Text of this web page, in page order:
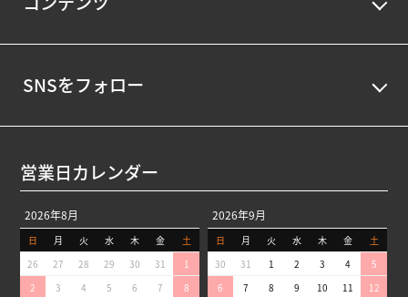
SNSをフォロー
営業日カレンダー
2026年8月
日 月 火 水 木 金
土
26
27 28 29 30 31
1
2
3 4 5 6 7
8
2026年9月
日 月 火 水 木 金
土
30
31 1 2 3 4
5
6
7 8 9 10 11
12